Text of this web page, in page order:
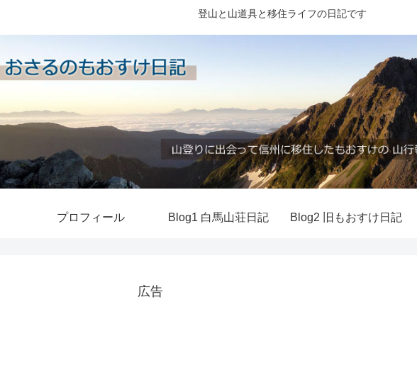
登山と山道具と移住ライフの日記です
プロフィール Blog1 白馬山荘日記 Blog2 旧もおすけ日記
広告